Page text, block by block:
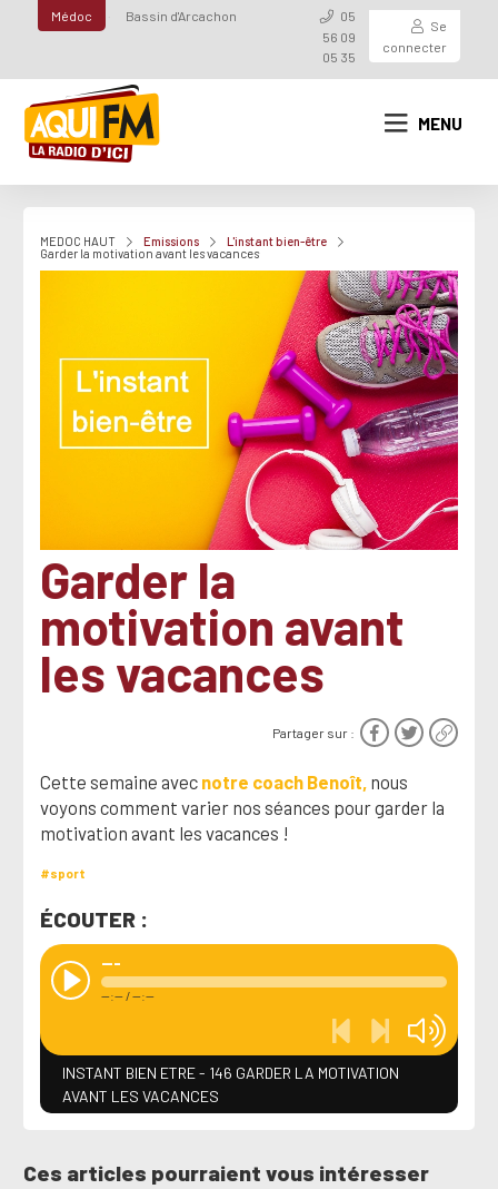
Médoc Bassin d'Arcachon
05
56 09
05 35
Se
connecter
MENU
MEDOC HAUT Emissions
L'instant bien-être
Garder la motivation avant les vacances
Garder la
motivation avant
les vacances
Partager sur :
Cette semaine avec notre coach Benoît, nous
voyons comment varier nos séances pour garder la
motivation avant les vacances !
#sport
ÉCOUTER :
---
--:--/--:--
INSTANT BIEN ETRE - 146 GARDER LA MOTIVATION
AVANT LES VACANCES
Ces articles pourraient vous intéresser